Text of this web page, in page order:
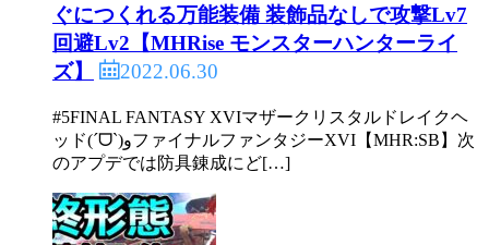
ぐにつくれる万能装備 装飾品なしで攻撃Lv7
回避Lv2【MHRise モンスターハンターライ
ズ】
2022.06.30
#5FINAL FANTASY XVIマザークリスタルドレイクヘ
ッド(ˊᗜˋ)وファイナルファンタジーXVI【MHR:SB】次
のアプデでは防具錬成にど[…]